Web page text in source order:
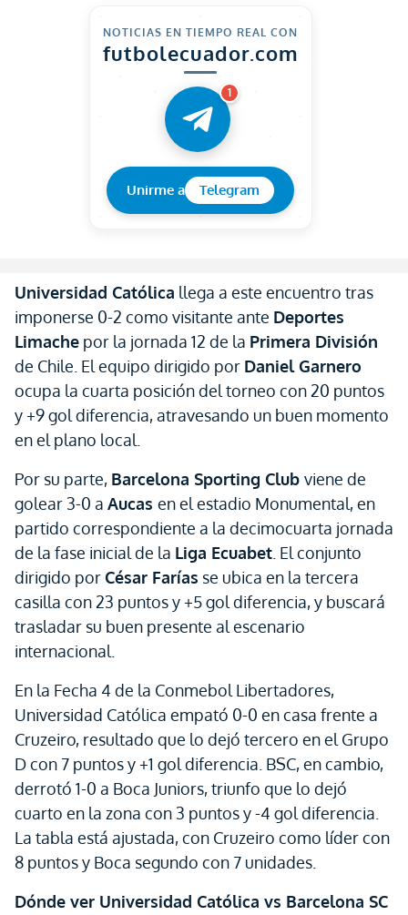
NOTICIAS EN TIEMPO REAL CON
futbolecuador.com
1
Unirme a Telegram
Universidad Católica llega a este encuentro tras
imponerse 0-2 como visitante ante Deportes
Limache por la jornada 12 de la Primera División
de Chile. El equipo dirigido por Daniel Garnero
ocupa la cuarta posición del torneo con 20 puntos
y +9 gol diferencia, atravesando un buen momento
en el plano local.
Por su parte, Barcelona Sporting Club viene de
golear 3-0 a Aucas en el estadio Monumental, en
partido correspondiente a la decimocuarta jornada
de la fase inicial de la Liga Ecuabet . El conjunto
dirigido porCésar Farías se ubica en la tercera
casilla con 23 puntos y +5 gol diferencia, y buscará
trasladar su buen presente al escenario
internacional.
En la Fecha 4 de la Conmebol Libertadores,
Universidad Católica empató 0-0 en casa frente a
Cruzeiro, resultado que lo dejó tercero en el Grupo
D con 7 puntos y +1 gol diferencia. BSC, en cambio,
derrotó 1-0 a Boca Juniors, triunfo que lo dejó
cuarto en la zona con 3 puntos y -4 gol diferencia.
La tabla está ajustada, con Cruzeiro como líder con
8 puntos y Boca segundo con 7 unidades.
Dónde ver Universidad Católica vs Barcelona SC